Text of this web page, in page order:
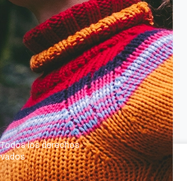
los derechos